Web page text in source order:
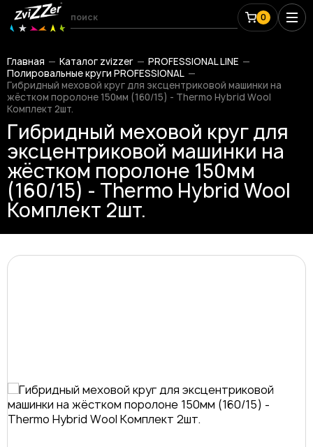
0
Главная Каталог zvizzer
PROFESSIONAL LINE
Полировальные круги PROFESSIONAL
Гибридный меховой круг для эксцентриковой машинки на
жёстком поролоне 150мм (160/15) - Thermo Hybrid Wool
Комплект 2шт.
Гибридный меховой круг для
эксцентриковой машинки на
жёстком поролоне 150мм
(160/15) - Thermo Hybrid Wool
Комплект 2шт.